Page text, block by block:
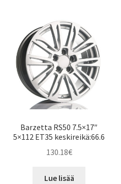
Barzetta RS50 7.5×17″
5×112 ET35 keskireikä:66.6
130.18€
Lue lisää